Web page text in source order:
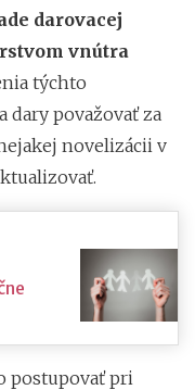
darovacej
vnútra
týchto
považovať za
novelizácii v
postupovať pri